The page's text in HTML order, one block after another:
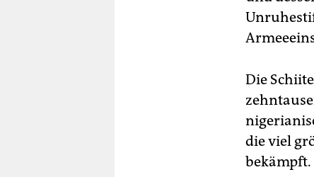
Die
die viel
bekämpft.